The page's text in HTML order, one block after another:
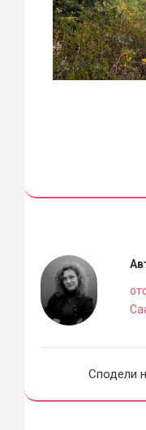
Сподели